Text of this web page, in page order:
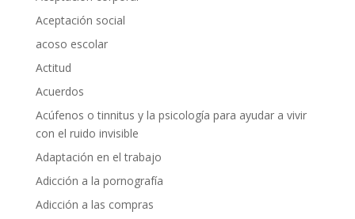
Aceptación social
acoso escolar
Actitud
Acuerdos
Acúfenos o tinnitus y la psicología para ayudar a vivir
con el ruido invisible
Adaptación en el trabajo
Adicción a la pornografía
Adicción a las compras